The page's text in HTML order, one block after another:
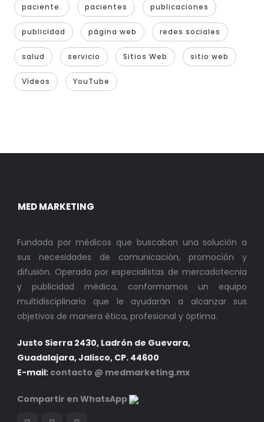
paciente. pacientes publicaciones
publicidad página web redes sociales
salud servicio Sitios Web sitio web
Vídeos YouTube
MED MARKETING
Fundada por médicos que buscaban una solución a
sus necesidades de comunicación, promoción y
difusión. Operada por especialistas de mercadotecnia
y publicidad médica, conformamos un equipo
multidisciplinario que le ayudarán a alcanzar sus
objetivos de manera ética, profesional y óptima.
Justo Sierra 2430, Ladrón de Guevara,
Guadalajara, Jalisco, CP. 44600
E-mail: contacto @ medmarketing.mx
Compartir en WhatsApp